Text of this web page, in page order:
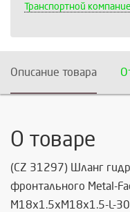
Транспортной
Описание товара
О товаре
(CZ 31297) Шланг
фронтального Metal-
M18x1.5xM18x1.5-L-